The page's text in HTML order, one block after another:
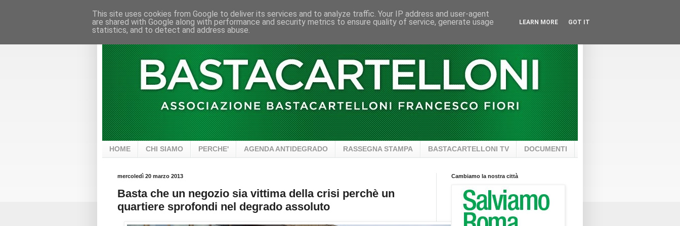
HOME CHI SIAMO PERCHE' AGENDA ANTIDEGRADO RASSEGNA STAMPA BASTACARTELLONI TV DOCUMENTI
mercoledì 20 marzo 2013
Basta che un negozio sia vittima della crisi perchè un
quartiere sprofondi nel degrado assoluto
Cambiamo la nostra città
This site uses cookies from Google to deliver its services and to analyze traffic. Your IP address and user-agent
are shared with Google along with performance and security metrics to ensure quality of service, generate usage
statistics, and to detect and address abuse.
LEARN MORE GOT IT